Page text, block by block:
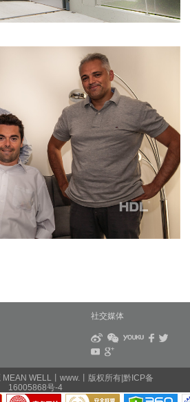
社交媒体
WELL丨www.丨版权所有|黔ICP备
16005868号-4